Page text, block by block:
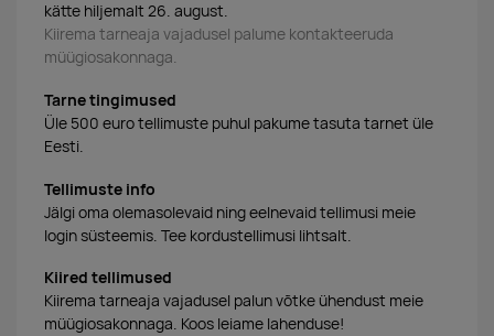
kätte hiljemalt 26. august.
Kiirema tarneaja vajadusel palume kontakteeruda
müügiosakonnaga.
Tarne tingimused
Üle 500 euro tellimuste puhul pakume tasuta tarnet üle
Eesti.
Tellimuste info
Jälgi oma olemasolevaid ning eelnevaid tellimusi meie
login süsteemis. Tee kordustellimusi lihtsalt.
Kiired tellimused
Kiirema tarneaja vajadusel palun võtke ühendust meie
müügiosakonnaga. Koos leiame lahenduse!